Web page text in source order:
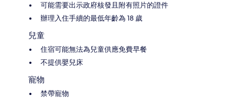
可能需要出示政府核發且附有照片的證件
辦理入住手續的最低年齡為 18 歲
兒童
住宿可能無法為兒童供應免費早餐
不提供嬰兒床
寵物
禁帶寵物